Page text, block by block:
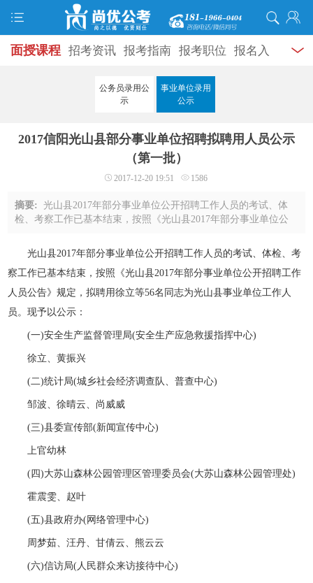
面授课程 招考资讯 报考指南 报考职位 报名入
成绩查询 面试公告 录用公示
模拟试题 历年真题
政热点 视频课堂 学员风采 名师团队 考试专题
公务员录用公
示
事业单位录用
公示
2017信阳光山县部分事业单位招聘拟聘用人员公示
（第一批）
2017-12-20 19:51 1586
摘要:光山县2017年部分事业单位公开招聘工作人员的考试、体
检、考察工作已基本结束，按照《光山县2017年部分事业单位公
业单位工作人员。现予以公示：(一)安全生 ...
光山县2017年部分事业单位公开招聘工作人员的考试、体检、考
察工作已基本结束，按照《光山县2017年部分事业单位公开招聘工作
人员公告》规定，拟聘用徐立等56名同志为光山县事业单位工作人
员。现予以公示：
(一)安全生产监督管理局(安全生产应急救援指挥中心)
徐立、黄振兴
(二)统计局(城乡社会经济调查队、普查中心)
邹波、徐晴云、尚威威
(三)县委宣传部(新闻宣传中心)
上官幼林
(四)大苏山森林公园管理区管理委员会(大苏山森林公园管理处)
霍震雯、赵叶
(五)县政府办(网络管理中心)
周梦茹、汪丹、甘倩云、熊云云
(六)信访局(人民群众来访接待中心)